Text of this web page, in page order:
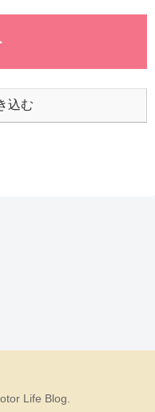
込む
Life Blog.